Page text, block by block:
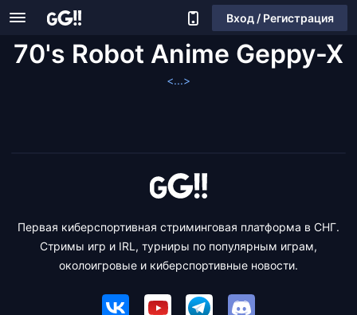
Вход / Регистрация
70's Robot Anime Geppy-X
<...>
Первая киберспортивная стриминговая платформа в СНГ.
Стримы игр и IRL, турниры по популярным играм,
околоигровые и киберспортивные новости.